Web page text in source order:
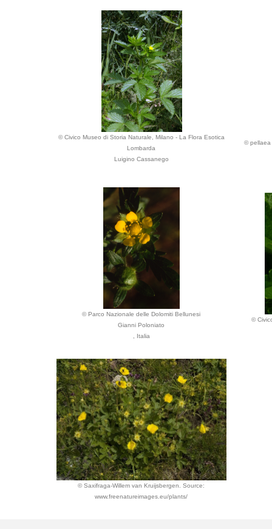
© Civico Museo di Storia Naturale, Milano - La Flora Esotica
Lombarda
Luigino Cassanego
© pellaea
© Parco Nazionale delle Dolomiti Bellunesi
Gianni Poloniato
, Italia
©
© Saxifraga-Willem van Kruijsbergen. Source:
www.freenatureimages.eu/plants/